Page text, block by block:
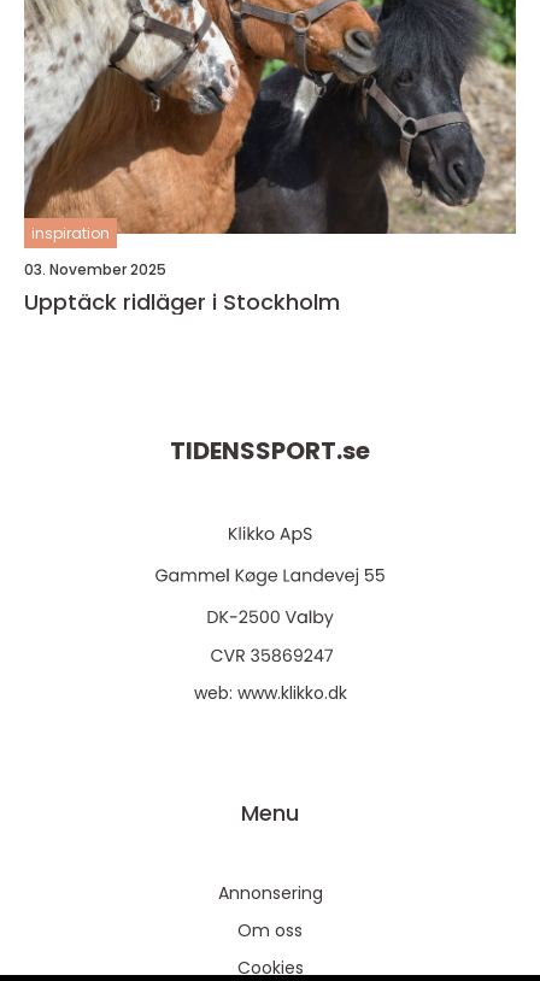
inspiration
03. November 2025
Upptäck ridläger i Stockholm
TIDENSSPORT.se
web: www.klikko.dk
Menu
Annonsering
Om oss
Cookies